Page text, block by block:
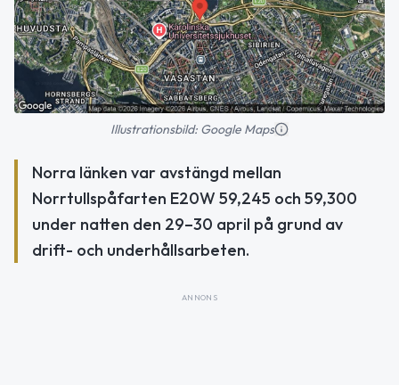
Illustrationsbild: Google Maps
Norra länken var avstängd mellan
Norrtullspåfarten E20W 59,245 och 59,300
under natten den 29–30 april på grund av
drift- och underhållsarbeten.
ANNONS